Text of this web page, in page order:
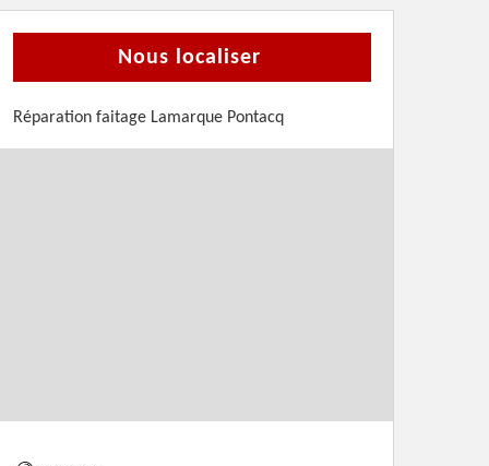
Nous localiser
Réparation faitage Lamarque Pontacq